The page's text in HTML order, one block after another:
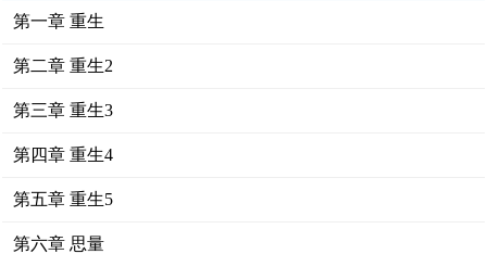
第一章 重生
第二章 重生2
第三章 重生3
第四章 重生4
第五章 重生5
第六章 思量